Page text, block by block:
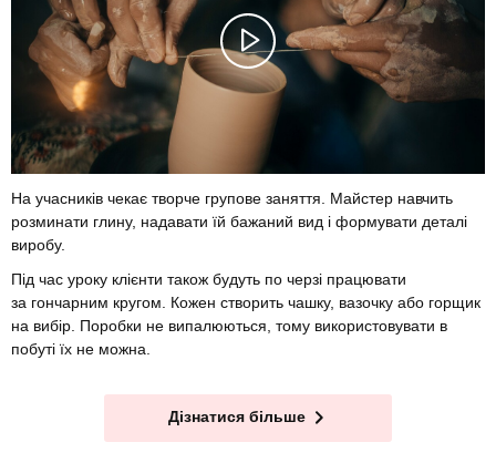
На учасників чекає творче групове заняття. Майстер навчить
розминати глину, надавати їй бажаний вид і формувати деталі
виробу.
Під час уроку клієнти також будуть по черзі працювати
за гончарним кругом. Кожен створить чашку, вазочку або горщик
на вибір. Поробки не випалюються, тому використовувати в
побуті їх не можна.
Дізнатися більше